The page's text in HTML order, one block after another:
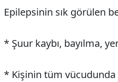
Epilepsinin sık görülen
* Şuur kaybı, bayılma,
* Kişinin tüm